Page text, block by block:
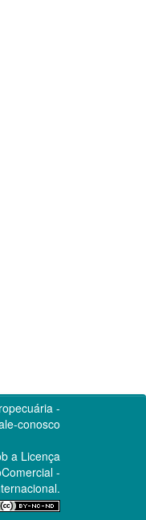
-
conosco
a Licença
-